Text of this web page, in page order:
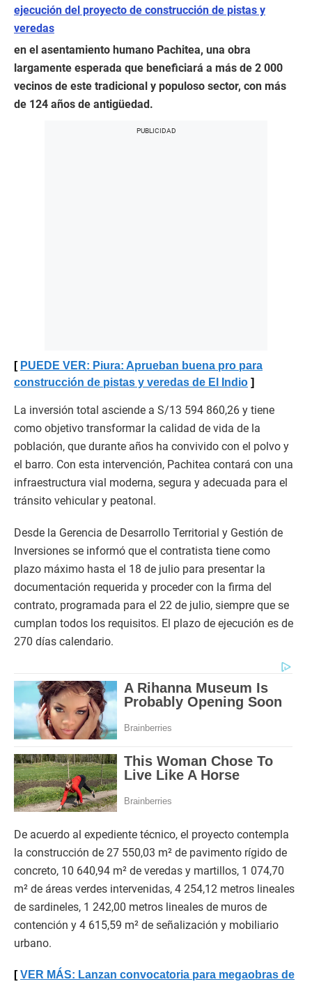
ejecución del proyecto de construcción de pistas y
veredas
en el asentamiento humano Pachitea, una obra
largamente esperada que beneficiará a más de 2 000
vecinos de este tradicional y populoso sector, con más
de 124 años de antigüedad.
PUEDE VER: Piura: Aprueban buena pro para
construcción de pistas y veredas de El Indio
La inversión total asciende a S/13 594 860,26 y tiene
como objetivo transformar la calidad de vida de la
población, que durante años ha convivido con el polvo y
el barro. Con esta intervención, Pachitea contará con una
infraestructura vial moderna, segura y adecuada para el
tránsito vehicular y peatonal.
Desde la Gerencia de Desarrollo Territorial y Gestión de
Inversiones se informó que el contratista tiene como
plazo máximo hasta el 18 de julio para presentar la
documentación requerida y proceder con la firma del
contrato, programada para el 22 de julio, siempre que se
cumplan todos los requisitos. El plazo de ejecución es de
270 días calendario.
De acuerdo al expediente técnico, el proyecto contempla
la construcción de 27 550,03 m² de pavimento rígido de
concreto, 10 640,94 m² de veredas y martillos, 1 074,70
m² de áreas verdes intervenidas, 4 254,12 metros lineales
de sardineles, 1 242,00 metros lineales de muros de
contención y 4 615,59 m² de señalización y mobiliario
urbano.
VER MÁS: Lanzan convocatoria para megaobras de